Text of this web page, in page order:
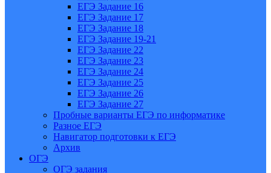
ЕГЭ Задание 16
ЕГЭ Задание 17
ЕГЭ Задание 18
ЕГЭ Задание 19-21
ЕГЭ Задание 22
ЕГЭ Задание 23
ЕГЭ Задание 24
ЕГЭ Задание 25
ЕГЭ Задание 26
ЕГЭ Задание 27
Пробные варианты ЕГЭ по информатике
Разное ЕГЭ
Навигатор подготовки к ЕГЭ
Архив
ОГЭ
ОГЭ задания